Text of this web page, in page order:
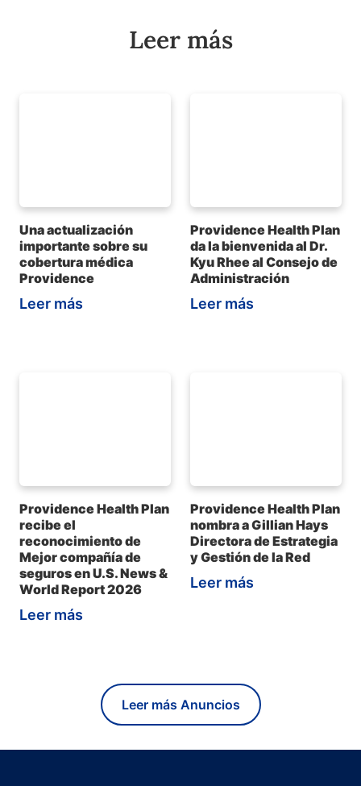
Leer más
Una actualización
importante sobre su
cobertura médica
Providence
Leer más
Providence Health Plan
da la bienvenida al Dr.
Kyu Rhee al Consejo de
Administración
Leer más
Providence Health Plan
recibe el
reconocimiento de
Mejor compañía de
seguros en U.S. News &
World Report 2026
Leer más
Providence Health Plan
nombra a Gillian Hays
Directora de Estrategia
y Gestión de la Red
Leer más
Leer más Anuncios